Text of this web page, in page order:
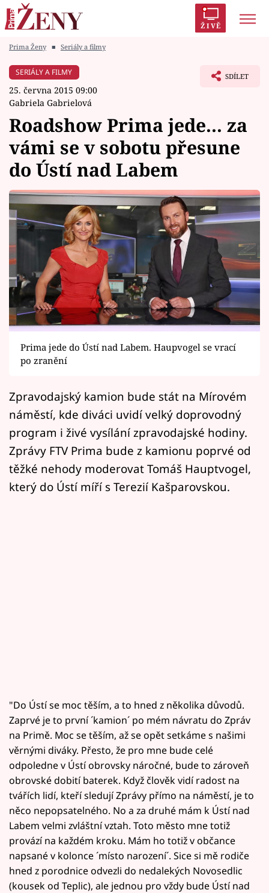
ŽIVĚ
Módní alarm
Témata
Celebrity
Seriály
Horoskopy
Sledujte prima+
Filmový festival Karlovy Vary
Pořady
Mámy sobě
Přihlášení
Sledujte nás
Prima Ženy ■ Seriály a filmy
SERIÁLY A FILMY
25. června 2015 09:00
Gabriela Gabrielová
SDÍLET
Roadshow Prima jede... za
vámi se v sobotu přesune
do Ústí nad Labem
Prima jede do Ústí nad Labem. Haupvogel se vrací
po zranění
Zpravodajský kamion bude stát na Mírovém
náměstí, kde diváci uvidí velký doprovodný
program i živé vysílání zpravodajské hodiny.
Zprávy FTV Prima bude z kamionu poprvé od
těžké nehody moderovat Tomáš Hauptvogel,
který do Ústí míří s Terezií Kašparovskou.
"Do Ústí se moc těším, a to hned z několika důvodů.
Zaprvé je to první ´kamion´ po mém návratu do Zpráv
na Primě. Moc se těším, až se opět setkáme s našimi
věrnými diváky. Přesto, že pro mne bude celé
odpoledne v Ústí obrovsky náročné, bude to zároveň
obrovské dobití baterek. Když člověk vidí radost na
tvářích lidí, kteří sledují Zprávy přímo na náměstí, je to
něco nepopsatelného. No a za druhé mám k Ústí nad
Labem velmi zvláštní vztah. Toto město mne totiž
provází na každém kroku. Mám ho totiž v občance
napsané v kolonce ´místo narození´. Sice si mě rodiče
hned z porodnice odvezli do nedalekých Novosedlic
(kousek od Teplic), ale jednou pro vždy bude Ústí nad